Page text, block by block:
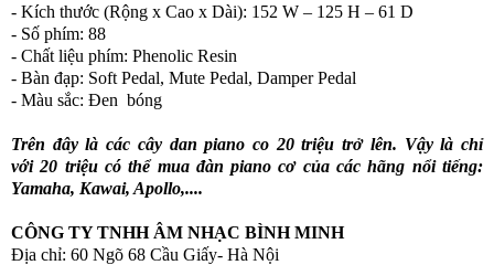
- Kích thước (Rộng x Cao x Dài): 152 W – 125 H – 61 D
- Số phím: 88
- Chất liệu phím: Phenolic Resin
- Bàn đạp: Soft Pedal, Mute Pedal, Damper Pedal
- Màu sắc: Đen bóng
Trên đây là các cây dan piano co 20 triệu trở lên. Vậy là chỉ
với 20 triệu có thể mua đàn piano cơ của các hãng nổi tiếng:
Yamaha, Kawai, Apollo,....
CÔNG TY TNHH ÂM NHẠC BÌNH MINH
Địa chỉ: 60 Ngõ 68 Cầu Giấy- Hà Nội